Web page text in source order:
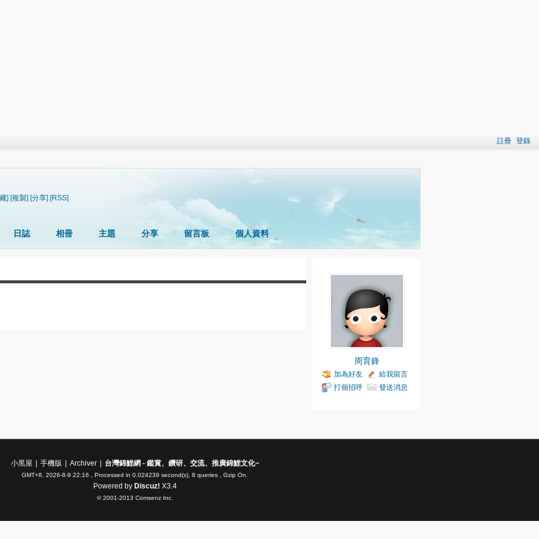
註冊 登錄
] [複製] [分享] [RSS]
日誌 相冊 主題 分享 留言板 個人資料
周育鋒
加為好友
給我留言
打個招呼
發送消息
小黑屋 手機版 Archiver 台灣錦鯉網 - 鑑賞、鑽研、交流、推廣錦鯉文化~
GMT+8, 2026-8-9 22:16 , Processed in 0.024239 second(s), 8 queries , Gzip On.
Powered by Discuz! X3.4
© 2001-2013 Comsenz Inc.